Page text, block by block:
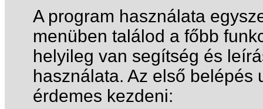
A program használata
menüben találod a főbb
helyileg van segítség és
használata. Az első
érdemes kezdeni: